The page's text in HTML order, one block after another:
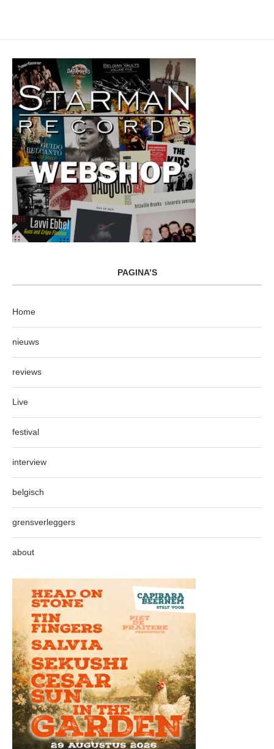
PAGINA’S
Home
nieuws
reviews
Live
festival
interview
belgisch
grensverleggers
about